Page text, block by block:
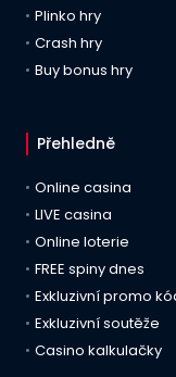
Plinko hry
Crash hry
Buy bonus hry
Přehledně
Online casina
LIVE casina
Online loterie
FREE spiny dnes
Exkluzivní promo
Exkluzivní soutěže
Casino kalkulačky